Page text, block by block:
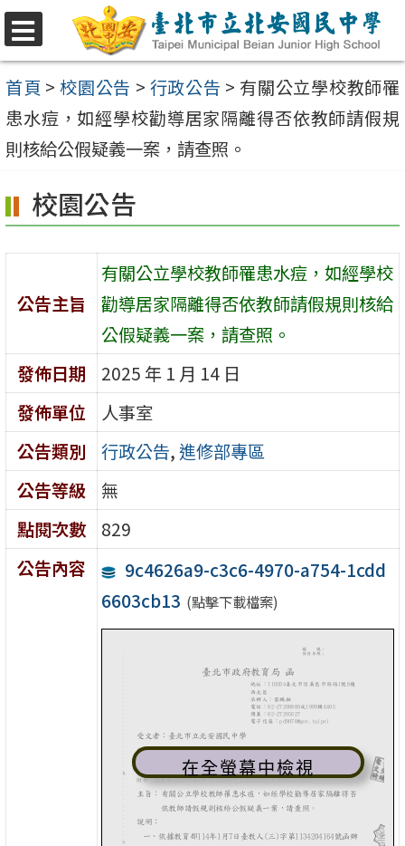
選
單
跳
至
主
要
內
區
首頁 > 校園公告 > 行政公告 > 有關公立學校教師罹
患水痘，如經學校勸導居家隔離得否依教師請假規
則核給公假疑義一案，請查照。
校園公告
公告主旨
有關公立學校教師罹患水痘，如經學校
勸導居家隔離得否依教師請假規則核給
公假疑義一案，請查照。
發佈日期
2025 年 1 月 14 日
發佈單位
人事室
公告類別
行政公告,進修部專區
公告等級
無
點閱次數
829
公告內容
9c4626a9-c3c6-4970-a754-1cdd
6603cb13 (點擊下載檔案)
在全螢幕中檢視